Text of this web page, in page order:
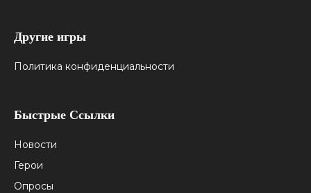
Другие игры
Политика конфиденциальности
Быстрые Ссылки
Новости
Герои
Опросы